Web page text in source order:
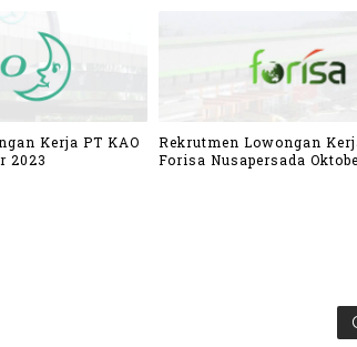
Kerja PT KAO
2023
Rekrutmen Lowongan
Forisa Nusapersada